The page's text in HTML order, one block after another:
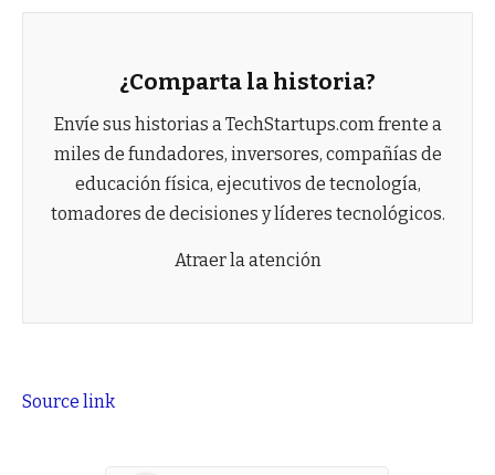
¿Comparta la historia?
Envíe sus historias a TechStartups.com frente a
miles de fundadores, inversores, compañías de
educación física, ejecutivos de tecnología,
tomadores de decisiones y líderes tecnológicos.
Atraer la atención
Source link